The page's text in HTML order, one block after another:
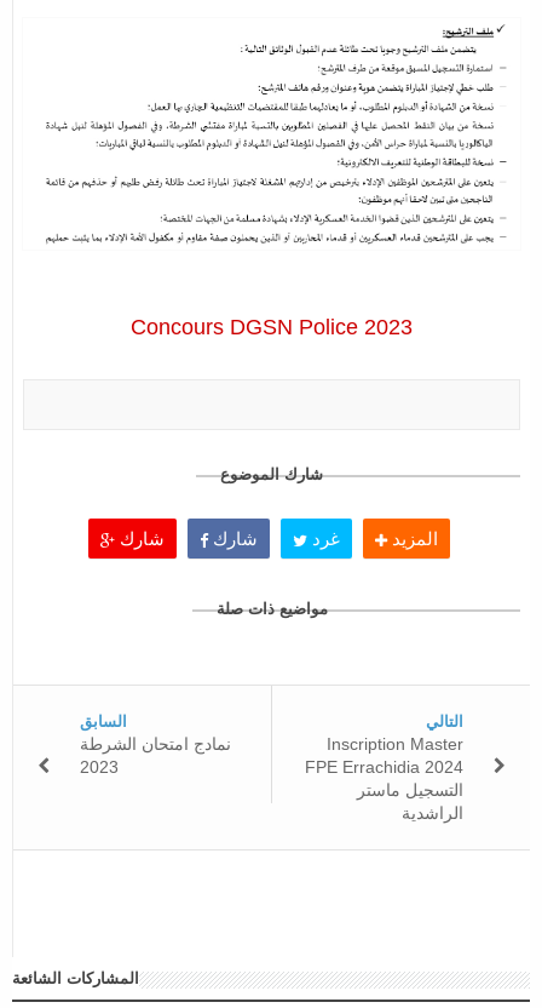
Concours DGSN Police 2023
شارك الموضوع
شارك شارك غرد المزيد
مواضيع ذات صلة
التالي
Inscription Master
FPE Errachidia 2024
التسجيل ماستر
الراشدية
السابق
نمادج امتحان الشرطة
2023
المشاركات الشائعة